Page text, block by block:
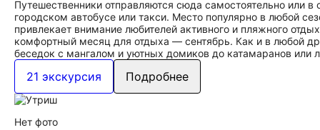
Путешественники отправляются сюда самостоятельно или
городском автобусе или такси. Место популярно в любой
привлекает внимание любителей активного и пляжного
комфортный месяц для отдыха — сентябрь. Как и в любой
беседок с мангалом и уютных домиков до катамаранов или
21 экскурсия Подробнее
Нет фото